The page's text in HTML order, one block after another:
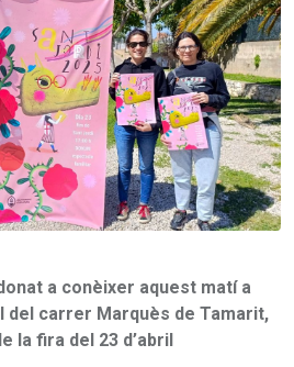
a conèixer aquest matí a
del carrer Marquès de Tamarit,
la fira del 23 d’abril